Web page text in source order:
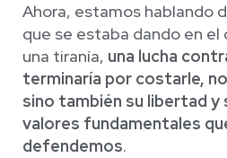
Ahora, estamos hablando
que se estaba dando en
una tiranía, una lucha
terminaría por costarle,
sino también su libertad y
valores fundamentales
defendemos.